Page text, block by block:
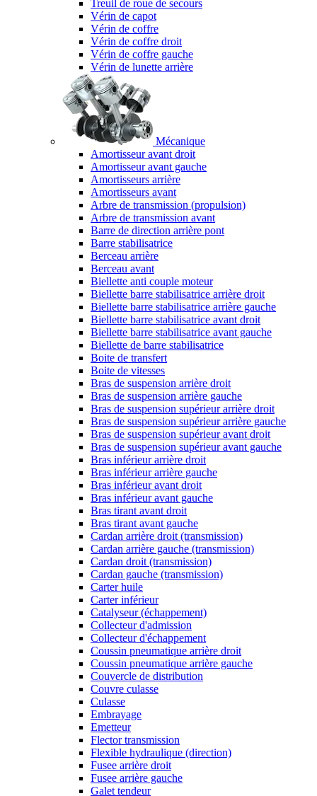
Treuil de roue de secours
Vérin de capot
Vérin de coffre
Vérin de coffre droit
Vérin de coffre gauche
Vérin de lunette arrière
Mécanique
Amortisseur avant droit
Amortisseur avant gauche
Amortisseurs arrière
Amortisseurs avant
Arbre de transmission (propulsion)
Arbre de transmission avant
Barre de direction arrière pont
Barre stabilisatrice
Berceau arrière
Berceau avant
Biellette anti couple moteur
Biellette barre stabilisatrice arrière droit
Biellette barre stabilisatrice arrière gauche
Biellette barre stabilisatrice avant droit
Biellette barre stabilisatrice avant gauche
Biellette de barre stabilisatrice
Boite de transfert
Boite de vitesses
Bras de suspension arrière droit
Bras de suspension arrière gauche
Bras de suspension supérieur arrière droit
Bras de suspension supérieur arrière gauche
Bras de suspension supérieur avant droit
Bras de suspension supérieur avant gauche
Bras inférieur arrière droit
Bras inférieur arrière gauche
Bras inférieur avant droit
Bras inférieur avant gauche
Bras tirant avant droit
Bras tirant avant gauche
Cardan arrière droit (transmission)
Cardan arrière gauche (transmission)
Cardan droit (transmission)
Cardan gauche (transmission)
Carter huile
Carter inférieur
Catalyseur (échappement)
Collecteur d'admission
Collecteur d'échappement
Coussin pneumatique arrière droit
Coussin pneumatique arrière gauche
Couvercle de distribution
Couvre culasse
Culasse
Embrayage
Emetteur
Flector transmission
Flexible hydraulique (direction)
Fusee arrière droit
Fusee arrière gauche
Galet tendeur